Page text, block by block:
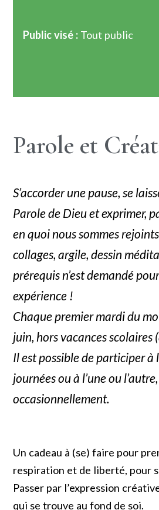
Public visé : Tout public
Parole et
S’accorder une pause, se
Parole de Dieu et exprimer,
en quoi nous sommes
collages, argile, dessin
prérequis n’est demandé
expérience !
Chaque premier mardi du
juin, hors vacances scolaires
Il est possible de participer à
journées ou à l’une ou l’autre,
occasionnellement.
Un cadeau à (se) faire pour
respiration et de liberté, pour
Passer par l’expression
qui se trouve au fond de soi.